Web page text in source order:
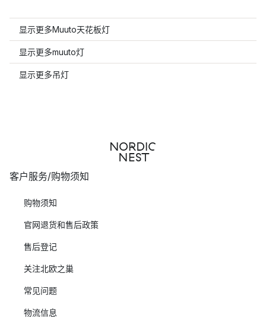
显示更多Muuto天花板灯
显示更多muuto灯
显示更多吊灯
客户服务/购物须知
购物须知
官网退货和售后政策
售后登记
关注北欧之巢
常见问题
物流信息